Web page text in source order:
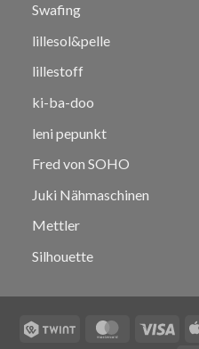
Swafing
lillesol&pelle
lillestoff
ki-ba-doo
leni pepunkt
Fred von SOHO
Juki Nähmaschinen
Mettler
Silhouette
Twint MasterCard
Visa